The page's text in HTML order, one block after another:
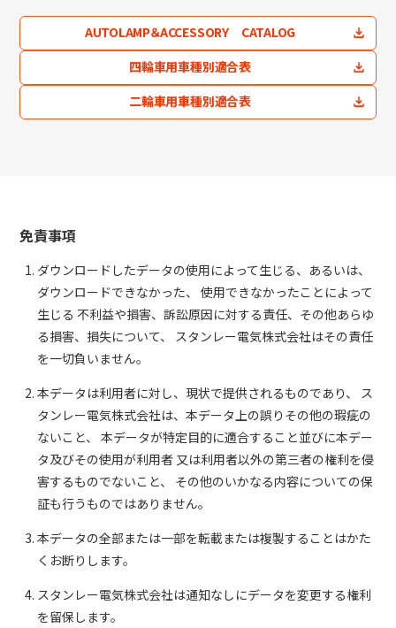
AUTOLAMP＆ACCESSORY CATALOG
四輪車用車種別適合表
二輪車用車種別適合表
免責事項
ダウンロードしたデータの使用によって生じる、あるいは、
ダウンロードできなかった、 使用できなかったことによって
生じる 不利益や損害、訴訟原因に対する責任、その他あらゆ
る損害、損失について、 スタンレー電気株式会社はその責任
を一切負いません。
本データは利用者に対し、現状で提供されるものであり、 ス
タンレー電気株式会社は、本データ上の誤りその他の瑕疵の
ないこと、 本データが特定目的に適合すること並びに本デー
タ及びその使用が利用者 又は利用者以外の第三者の権利を侵
害するものでないこと、 その他のいかなる内容についての保
証も行うものではありません。
本データの全部または一部を転載または複製することはかた
くお断りします。
スタンレー電気株式会社は通知なしにデータを変更する権利
を留保します。